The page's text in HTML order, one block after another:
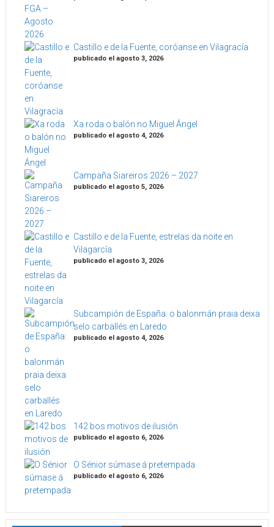
Castillo e de la Fuente, coróanse en Vilagracía
publicado el agosto 3, 2026
Xa roda o balón no Miguel Ángel
publicado el agosto 4, 2026
Campaña Siareiros 2026 – 2027
publicado el agosto 5, 2026
Castillo e de la Fuente, estrelas da noite en
Vilagarcía
publicado el agosto 3, 2026
Subcampión de España: o balonmán praia deixa
selo carballés en Laredo
publicado el agosto 4, 2026
142 bos motivos de ilusión
publicado el agosto 6, 2026
O Sénior súmase á pretempada
publicado el agosto 6, 2026